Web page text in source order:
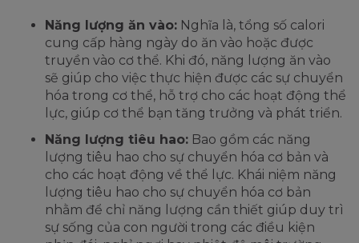
Năng lượng ăn vào: Nghĩa là, tổng số calori
cung cấp hàng ngày do ăn vào hoặc được
truyền vào cơ thể. Khi đó, năng lượng ăn vào
sẽ giúp cho việc thực hiện được các sự chuyển
hóa trong cơ thể, hỗ trợ cho các hoạt động thể
lực, giúp cơ thể bạn tăng trưởng và phát triển.
Năng lượng tiêu hao: Bao gồm các năng
lượng tiêu hao cho sự chuyển hóa cơ bản và
cho các hoạt động về thể lực. Khái niệm năng
lượng tiêu hao cho sự chuyển hóa cơ bản
nhằm để chỉ năng lượng cần thiết giúp duy trì
sự sống của con người trong các điều kiện